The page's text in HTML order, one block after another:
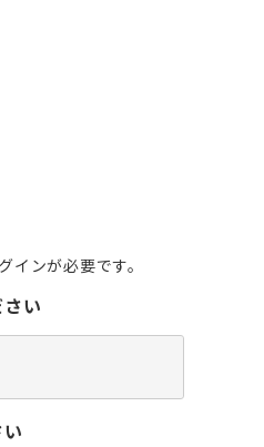
インが必要です。
い